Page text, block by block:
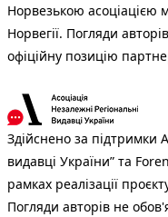
Норвезькою асоціацією
Норвегії. Погляди
офіційну позицію
Здійснено за підтримки
видавці України” та
рамках реалізації
Погляди авторів не